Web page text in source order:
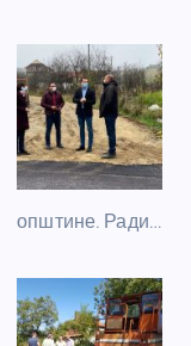
општине. Ради…